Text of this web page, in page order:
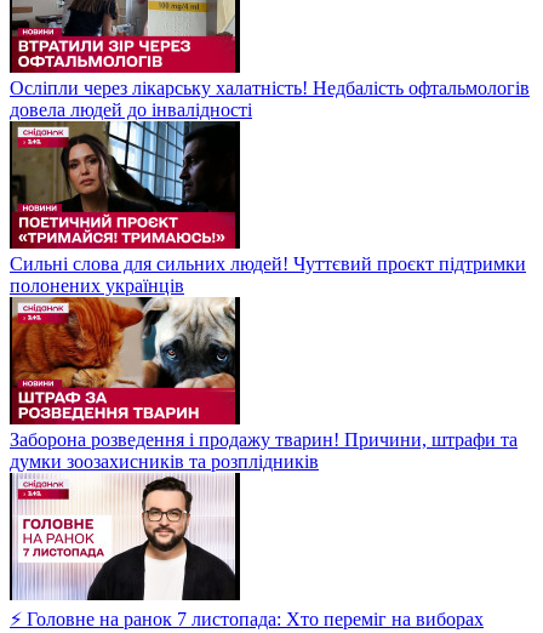
Осліпли через лікарську халатність! Недбалість офтальмологів
довела людей до інвалідності
Сильні слова для сильних людей! Чуттєвий проєкт підтримки
полонених українців
Заборона розведення і продажу тварин! Причини, штрафи та
думки зоозахисників та розплідників
⚡ Головне на ранок 7 листопада: Хто переміг на виборах